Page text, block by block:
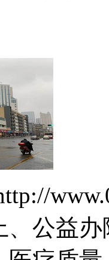
、公益